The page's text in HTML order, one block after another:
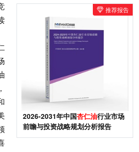
推荐报告
2026-2031年中国杏仁油行业市场
前瞻与投资战略规划分析报告